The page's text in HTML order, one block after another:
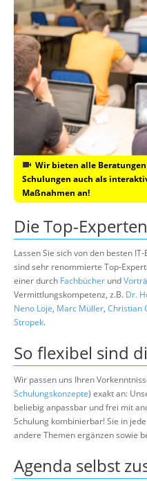
Wir bieten alle
Schulungen auch als
Maßnahmen an!
Die Top-
Lassen Sie sich von den besten
sind sehr renommierte Top-
einer durch Fachbücher und
Vermittlungskompetenz, z.B. Dr.
Neno Loje, Marc Müller, Christian
Stropek.
So flexibel sind
Wir passen uns Ihren
Schulungskonzepte) exakt an:
beliebig anpassbar und frei mit
Schulung kombinierbar! Sie in
andere Themen ergänzen sowie
Agenda selbst